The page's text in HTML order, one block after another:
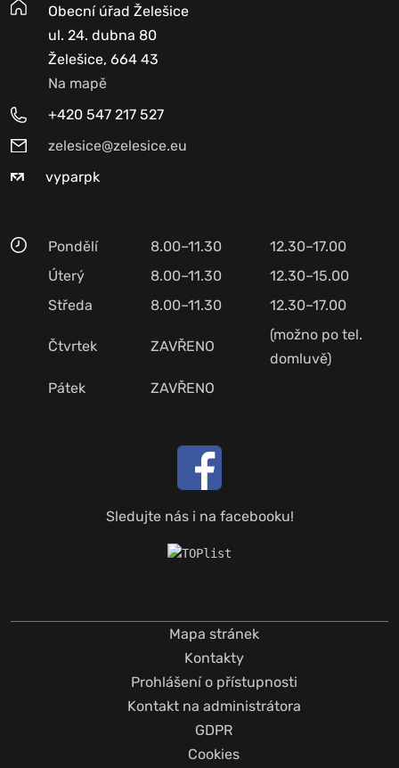
Obecní úřad Želešice
ul. 24. dubna 80
Želešice, 664 43
Na mapě
+420 547 217 527
zelesice@zelesice.eu
vyparpk
Pondělí 8.00–11.30
12.30–17.00
Úterý
8.00–11.30
12.30–15.00
Středa
8.00–11.30 12.30–17.00
Čtvrtek ZAVŘENO
(možno po tel.
domluvě)
Pátek
ZAVŘENO
Sledujte nás i na facebooku!
Mapa stránek
Kontakty
Prohlášení o přístupnosti
Kontakt na administrátora
GDPR
Cookies